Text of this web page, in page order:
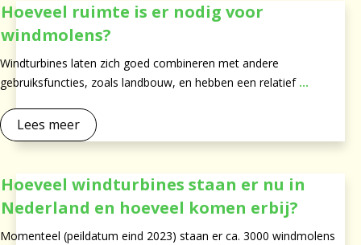
Hoeveel ruimte is er nodig voor
windmolens?
Windturbines laten zich goed combineren met andere
gebruiksfuncties, zoals landbouw, en hebben een relatief ...
Lees meer
Hoeveel windturbines staan er nu in
Nederland en hoeveel komen erbij?
Momenteel (peildatum eind 2023) staan er ca. 3000 windmolens